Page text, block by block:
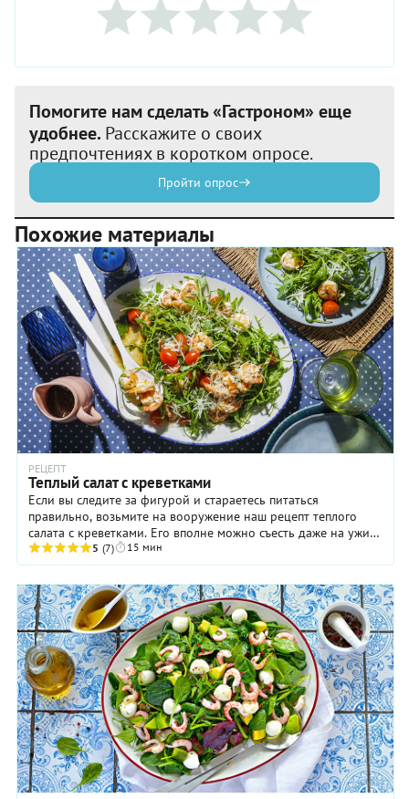
Помогите нам сделать «Гастроном» еще
удобнее. Расскажите о своих
предпочтениях в коротком опросе.
Пройти опрос
Похожие материалы
РЕЦЕПТ
Теплый салат с креветками
Если вы следите за фигурой и стараетесь питаться
правильно, возьмите на вооружение наш рецепт теплого
салата с креветками. Его вполне можно съесть даже на ужин,
потому что он, с одной стороны, легкий, ...
5 (7) 15 мин